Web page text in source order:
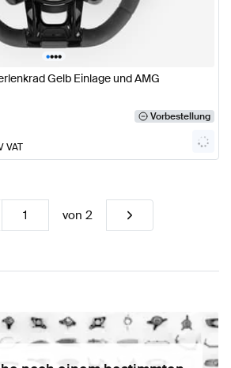
••••
Gelb Einlage und AMG
Vorbestellung
VAT
von 2